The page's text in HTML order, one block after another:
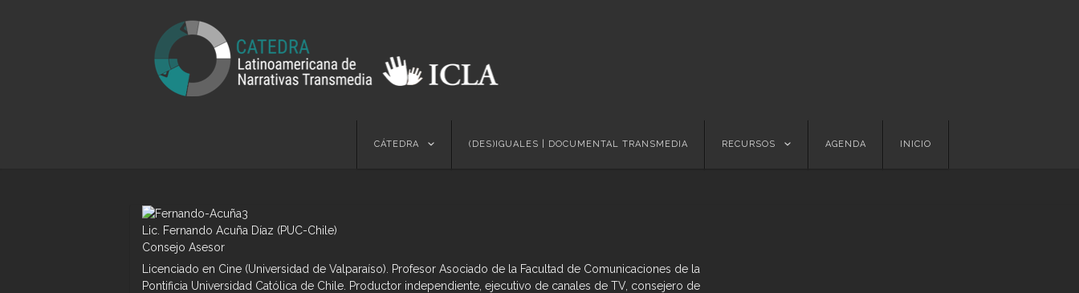
Skip
CÁTEDRA (DES)IGUALES | DOCUMENTAL TRANSMEDIA RECURSOS AGENDA INICIO
Lic. Fernando Acuña Díaz (PUC-Chile)
Consejo Asesor
Licenciado en Cine (Universidad de Valparaíso). Profesor Asociado de la Facultad de Comunicaciones de la
Pontificia Universidad Católica de Chile. Productor independiente, ejecutivo de canales de TV, consejero de